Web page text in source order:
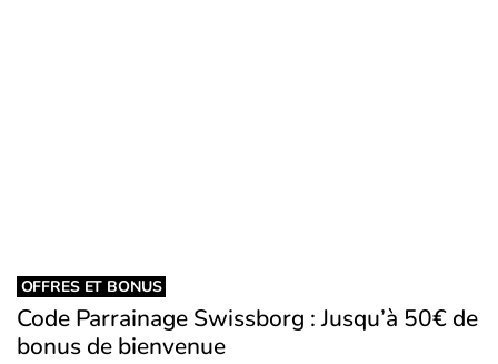
OFFRES ET BONUS
Code Parrainage Swissborg : Jusqu’à 50€ de
bonus de bienvenue